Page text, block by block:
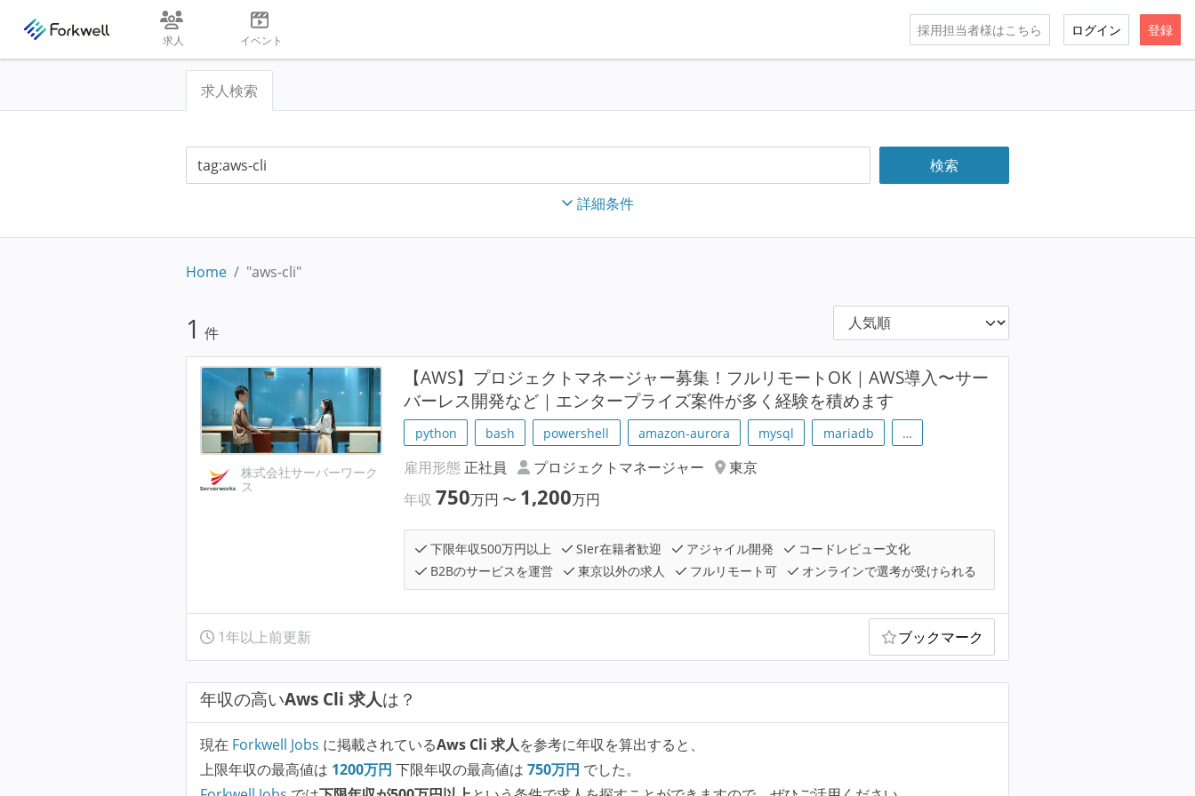
求人 イベント
採用担当者様はこちら ログイン 登録
求人検索
詳細条件
Home "aws-cli"
1 件
株式会社サーバーワーク
ス
【AWS】プロジェクトマネージャー募集！フルリモートOK｜AWS導入〜サー
バーレス開発など｜エンタープライズ案件が多く経験を積めます
python bash powershell amazon-aurora mysql mariadb …
雇用形態 正社員 プロジェクトマネージャー
東京
年収750万円 〜 1,200万円
下限年収500万円以上 SIer在籍者歓迎 アジャイル開発
コードレビュー文化
B2Bのサービスを運営
東京以外の求人 フルリモート可 オンラインで選考が受けられる
1年以上前更新 ブックマーク
年収の高いAws Cli 求人は？
現在 Forkwell Jobs に掲載されているAws Cli 求人を参考に年収を算出すると、
上限年収の最高値は 1200万円 下限年収の最高値は 750万円 でした。